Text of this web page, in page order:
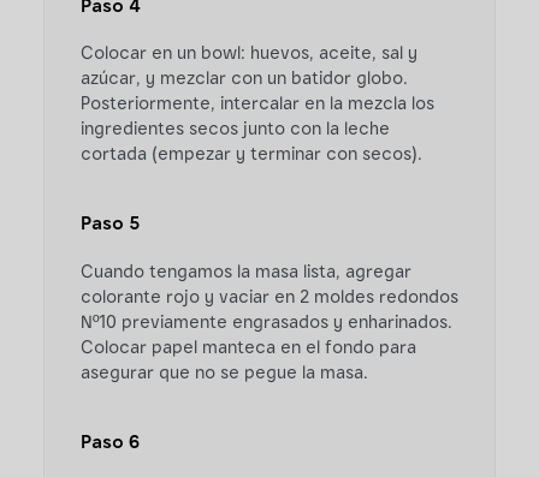
Paso 4
Colocar en un bowl: huevos, aceite, sal y
azúcar, y mezclar con un batidor globo.
Posteriormente, intercalar en la mezcla los
ingredientes secos junto con la leche
cortada (empezar y terminar con secos).
Paso 5
Cuando tengamos la masa lista, agregar
colorante rojo y vaciar en 2 moldes redondos
Nº10 previamente engrasados y enharinados.
Colocar papel manteca en el fondo para
asegurar que no se pegue la masa.
Paso 6